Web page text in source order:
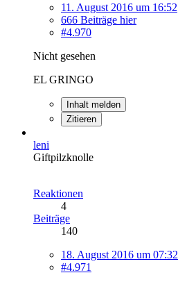
11. August 2016 um 16:52
666 Beiträge hier
#4.970
Nicht gesehen
EL GRINGO
Inhalt melden
Zitieren
leni
Giftpilzknolle
Reaktionen
4
Beiträge
140
18. August 2016 um 07:32
#4.971